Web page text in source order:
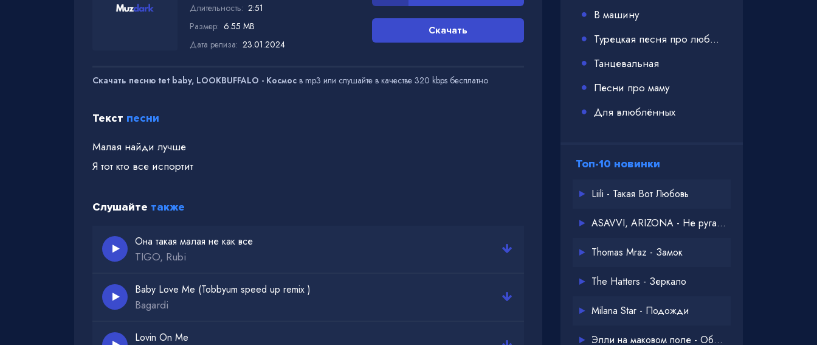
Длительность: 2:51
Размер: 6.55 MB
Дата релиза: 23.01.2024
Скачать
Скачать песню tet baby, LOOKBUFFALO - Космос в mp3 или слушайте в качестве 320 kbps бесплатно
Текст песни
Малая найди лучше
Я тот кто все испортит
Слушайте также
Она такая малая не как все
TIGO, Rubi
Baby Love Me (Tobbyum speed up remix )
Bagardi
Lovin On Me
В машину
Турецкая песня про любовь
Танцевальная
Песни про маму
Для влюблённых
Топ-10 новинки
Liili - Такая Вот Любовь
ASAVVI, ARIZONA - Не ругайся
Thomas Mraz - Замок
The Hatters - Зеркало
Milana Star - Подожди
Элли на маковом поле - Обнимай